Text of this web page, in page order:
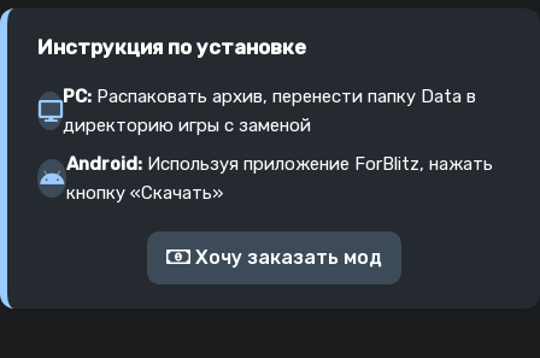
Инструкция по установке
PC: Распаковать архив, перенести папку Data в
директорию игры с заменой
Android: Используя приложение ForBlitz, нажать
кнопку «Скачать»
Хочу заказать мод